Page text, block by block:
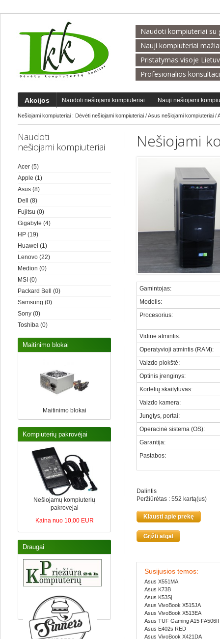
Naudoti kompiuteriai su
Nauji kompiuteriai
Pristatymas visoje
Profesionalios
Akcijos Naudoti nešiojami kompiuteriai Nauji nešiojami
Nešiojami kompiuteriai : Dėvėti nešiojami kompiuteriai /Asus nešiojami kompiuteriai /
Naudoti
nešiojami kompiuteriai
Acer (5)
Apple (1)
Asus (8)
Dell
(8)
Fujitsu (0)
Gigabyte (4)
HP (19)
Huawei (1)
Lenovo (22)
Medion (0)
MSI (0)
Packard Bell
(0)
Samsung (0)
Sony (0)
Toshiba (0)
Maitinimo blokai
Maitinimo blokai
Kompiuterių pakrovėjai
Nešiojamų kompiuterių
pakrovejai
Kaina nuo 10,00 EUR
Draugai
Nešiojami
Gamintojas:
Modelis:
Procesorius:
Vidinė atmintis:
Operatyvioji atmintis (RAM):
Vaizdo plokštė:
Optinis įrenginys:
Kortelių skaitytuvas:
Vaizdo kamera:
Jungtys, portai:
Operacinė sistema (OS):
Garantija:
Pastabos:
Dalintis
Peržiūrėtas : 552 kartą(us)
Klausti apie prekę
Grįžti atgal
Susijusios temos:
Asus X551MA
Asus K73B
Asus K53Sj
Asus VivoBook X515JA
Asus VivoBook X513EA
Asus TUF Gaming A15 FA506II
Asus E402s RED
Asus VivoBook X421DA